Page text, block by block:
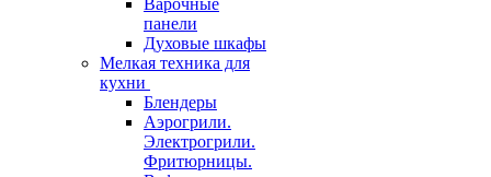
Варочные
панели
Духовые шкафы
Мелкая техника для
кухни
Блендеры
Аэрогрили.
Электрогрили.
Фритюрницы.